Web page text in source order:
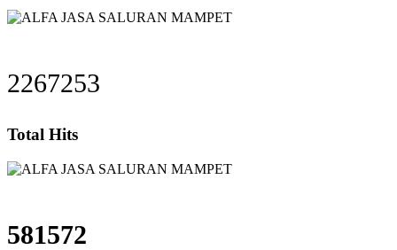
2267253
Total Hits
581572